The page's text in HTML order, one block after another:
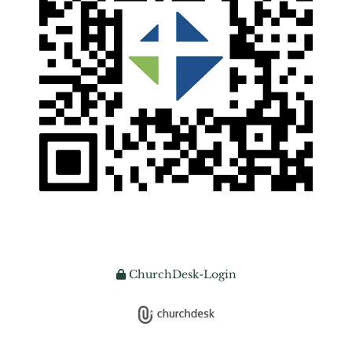
ChurchDesk-Login